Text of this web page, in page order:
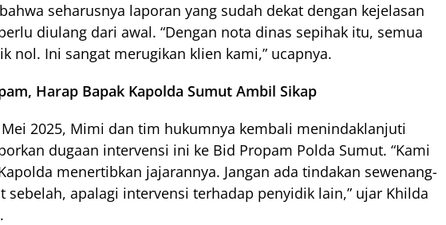
seharusnya laporan yang sudah dekat dengan kejelasan
diulang dari awal. “Dengan nota dinas sepihak itu, semua
nol. Ini sangat merugikan klien kami,” ucapnya.
Harap Bapak Kapolda Sumut Ambil Sikap
Mei 2025, Mimi dan tim hukumnya kembali menindaklanjuti
dugaan intervensi ini ke Bid Propam Polda Sumut. “Kami
menertibkan jajarannya. Jangan ada tindakan sewenang-
sebelah, apalagi intervensi terhadap penyidik lain,” ujar Khilda